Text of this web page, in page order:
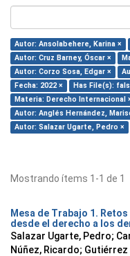
Autor: Ansolabehere, Karina ×
Autor: Cruz Barney, Óscar ×
Autor: Corzo Sosa, Edgar ×
Fecha: 2022 ×
Has File(s):
Materia: Derecho Internacional
Autor: Anglés Hernández,
Autor: Salazar Ugarte, Pedro ×
Mostrando ítems 1-1 de 1
Mesa de Trabajo 1.
desde el derecho a los
Salazar Ugarte, Pedro;
Núñez, Ricardo; Gutiérrez